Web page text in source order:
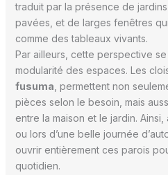
traduit par la présence de
pavées, et de larges fenêtres
comme des tableaux vivants.
Par ailleurs, cette perspective
modularité des espaces. Les
fusuma , permettent non
pièces selon le besoin, mais
entre la maison et le jardin.
ou lors d’une belle journée
ouvrir entièrement ces parois
quotidien.